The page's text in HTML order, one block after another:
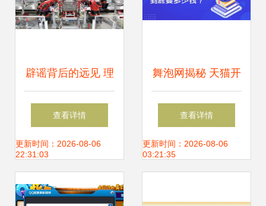
辟谣背后的远见 理
性审度特斯拉二
次“落沪”谜团与产
查看详情
更新时间：2026-08-06
22:31:03
舞泡网揭秘 天猫开
店资金全景解读
——舞今信息详解
查看详情
更新时间：2026-08-06
03:21:35